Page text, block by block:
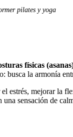
pilates y yoga
físicas
busca la armonía
estrés, mejorar la
sensación de